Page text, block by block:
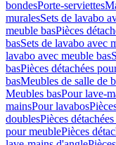
bondesPorte-serviettes
muralesSets de lavabo
meuble basPièces
basSets de lavabo avec
lavabo avec meuble bas
basPièces détachées
basMeubles de salle de
Meubles basPour lave-
mainsPour lavabos
doublesPièces
pour meublePièces